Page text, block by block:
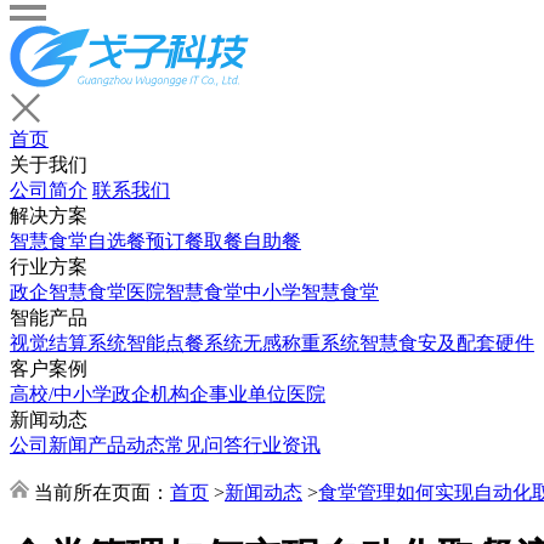
首页
关于我们
公司简介 联系我们
解决方案
智慧食堂自选餐预订餐取餐自助餐
行业方案
政企智慧食堂医院智慧食堂中小学智慧食堂
智能产品
视觉结算系统智能点餐系统无感称重系统智慧食安及配套硬件
客户案例
高校/中小学政企机构企事业单位医院
新闻动态
公司新闻产品动态常见问答行业资讯
当前所在页面： 首页 >新闻动态 >食堂管理如何实现自动化